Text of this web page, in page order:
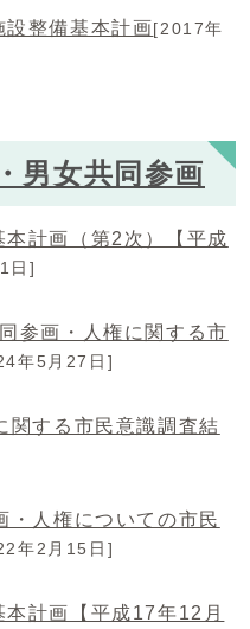
整備基本計画[2017年
男女共同参画
計画（第2次）【平成
日]
参画・人権に関する市
年5月27日]
する市民意識調査結
人権についての市民
年2月15日]
計画【平成17年12月